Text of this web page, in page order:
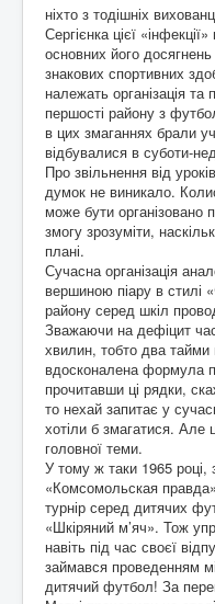
ніхто з тодішніх
Сергієнка цієї
основних його
знакових спортивних
належать організація та
першості району з
в цих змаганнях брали
відбувалися в суботи-
Про звільнення від
думок не виникало.
може бути організовано
змогу зрозуміти,
плані.
Сучасна організація
вершиною піару в стилі
району серед шкіл
Зважаючи на дефіцит
хвилин, тобто два
вдосконалена формула
прочитавши ці рядки,
то нехай запитає у
хотіли б змагатися. Але
головної теми.
У тому ж таки 1965 році, з
«Комсомольская
турнір серед дитячих
«Шкіряний м’яч». Тож
навіть під час своєї
займався проведенням
дитячий футбол! За